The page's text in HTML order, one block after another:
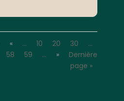
« … 10 20 30
…
58 59 … »
Dernière
page »